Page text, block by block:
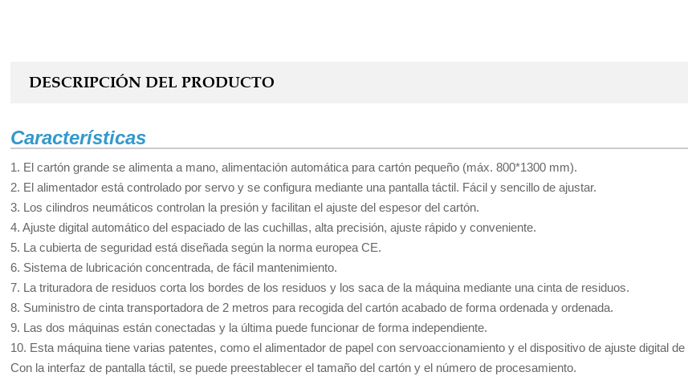
DESCRIPCIÓN DEL PRODUCTO
Características
1. El cartón grande se alimenta a mano, alimentación automática para cartón pequeño (máx. 800*1300 mm).
2. El alimentador está controlado por servo y se configura mediante una pantalla táctil. Fácil y sencillo de ajustar.
3. Los cilindros neumáticos controlan la presión y facilitan el ajuste del espesor del cartón.
4. Ajuste digital automático del espaciado de las cuchillas, alta precisión, ajuste rápido y conveniente.
5. La cubierta de seguridad está diseñada según la norma europea CE.
6. Sistema de lubricación concentrada, de fácil mantenimiento.
7. La trituradora de residuos corta los bordes de los residuos y los saca de la máquina mediante una cinta de residuos.
8. Suministro de cinta transportadora de 2 metros para recogida del cartón acabado de forma ordenada y ordenada.
9. Las dos máquinas están conectadas y la última puede funcionar de forma independiente.
10. Esta máquina tiene varias patentes, como el alimentador de papel con servoaccionamiento y el dispositivo de ajuste digital
Con la interfaz de pantalla táctil, se puede preestablecer el tamaño del cartón y el número de procesamiento.